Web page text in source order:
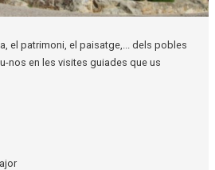
el patrimoni, el paisatge,... dels pobles
nos en les visites guiades que us